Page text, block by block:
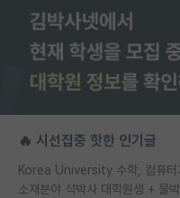
🔥 시선집중 핫한 인기글
소재분야 석박사 대학원생 + 물